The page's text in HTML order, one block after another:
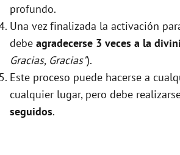
profundo.
Una vez finalizada la activación
debe agradecerse 3 veces a la
Gracias, Gracias").
Este proceso puede hacerse a
cualquier lugar, pero debe
seguidos.